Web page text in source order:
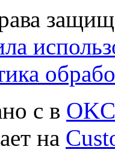
с в
на